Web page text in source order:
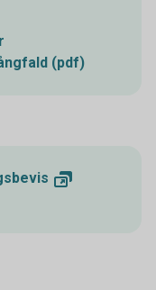
(pdf)